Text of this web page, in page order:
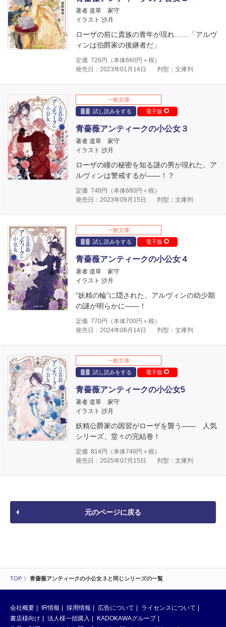
TOP 青薔薇アンティークの小公女３と同じシリーズの一覧
著者 道草 家守
イラスト 沙月
ローザの前に貴族の青年が現れ……「アルヴ
ィンは伯爵家の後継者だ」
定価 726 円（本体660円＋税）
発売日：2023年01月14日
判型：文庫判
一般文庫
試し読みをする
電子版
青薔薇アンティークの小公女３
著者 道草 家守
イラスト 沙月
ローザの瞳の秘密を知る謎の男が現れた。ア
ルヴィンは警戒するが――！？
定価 748 円（本体680円＋税）
発売日：2023年09月15日
判型：文庫判
一般文庫
試し読みをする
電子版
青薔薇アンティークの小公女４
著者 道草 家守
イラスト 沙月
”妖精の輪”に隠された、アルヴィンの幼少期
の謎が明らかに――！
定価 770円（本体700円＋税）
発売日：2024年06月14日
判型：文庫判
一般文庫
試し読みをする
電子版
青薔薇アンティークの小公女5
著者 道草 家守
イラスト 沙月
妖精公爵家の因習がローザを襲う―― 人気
シリーズ、堂々の完結巻！
定価 814円（本体740円＋税）
発売日：2025年07月15日
判型：文庫判
元のページに戻る
会社概要 IR情報 採用情報 広告について
ライセンスについて
書店様向け
法人様一括購入
KADOKAWAグループ